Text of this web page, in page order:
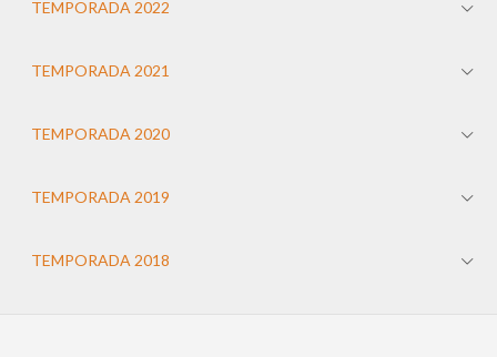
TEMPORADA 2022
TEMPORADA 2021
TEMPORADA 2020
TEMPORADA 2019
TEMPORADA 2018